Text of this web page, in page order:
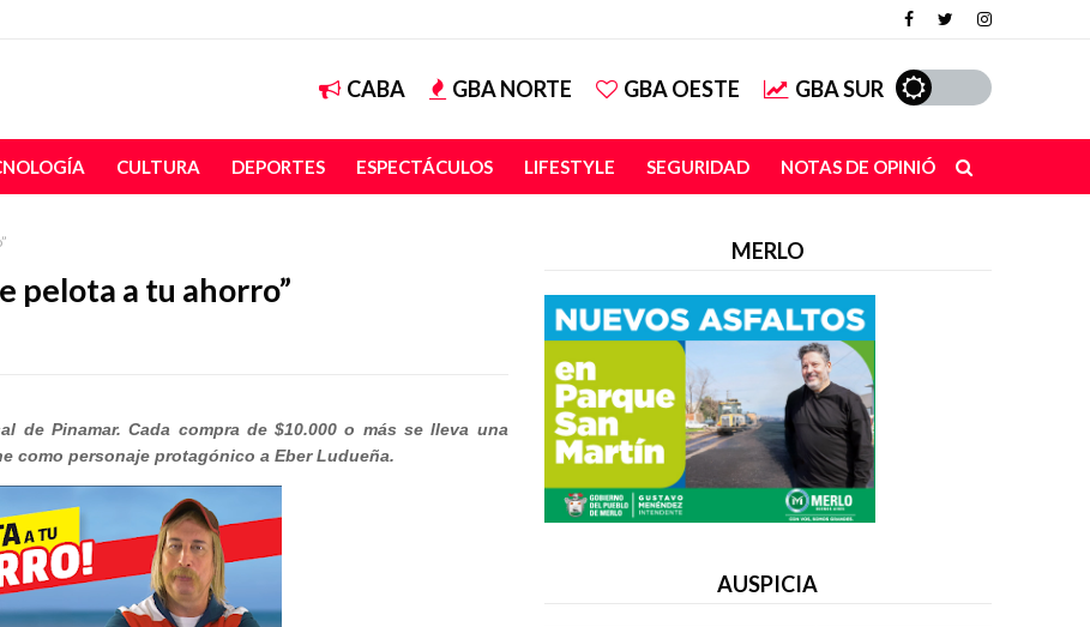
CABA GBA NORTE GBA OESTE GBA SUR
CULTURA DEPORTES ESPECTÁCULOS LIFESTYLE SEGURIDAD NOTAS DE OPINIÓN
pelota a tu ahorro”
de Pinamar. Cada compra de $10.000 o más se lleva una
como personaje protagónico a Eber Ludueña.
MERLO
AUSPICIA